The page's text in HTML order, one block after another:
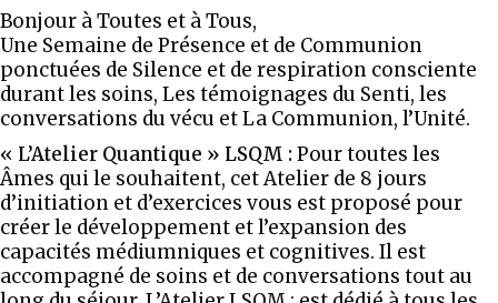
Bonjour à Toutes et à Tous,
Une Semaine de Présence et de Communion
ponctuées de Silence et de respiration consciente
durant les soins, Les témoignages du Senti, les
conversations du vécu et La Communion, l’Unité.
« L’Atelier Quantique » LSQM :Pour toutes les
Âmes qui le souhaitent, cet Atelier de 8 jours
d’initiation et d’exercices vous est proposé pour
créer le développement et l’expansion des
capacités médiumniques et cognitives. Il est
accompagné de soins et de conversations tout au